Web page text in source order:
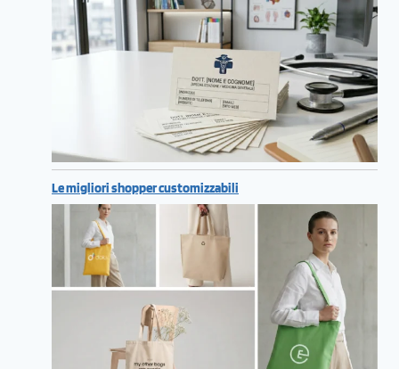
Le migliori shopper customizzabili